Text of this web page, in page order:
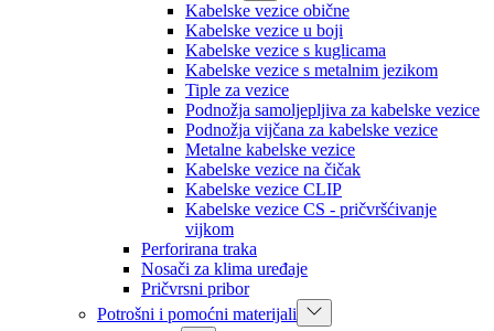
Kabelske vezice obične
Kabelske vezice u boji
Kabelske vezice s kuglicama
Kabelske vezice s metalnim jezikom
Tiple za vezice
Podnožja samoljepljiva za kabelske vezice
Podnožja vijčana za kabelske vezice
Metalne kabelske vezice
Kabelske vezice na čičak
Kabelske vezice CLIP
Kabelske vezice CS - pričvršćivanje
vijkom
Perforirana traka
Nosači za klima uređaje
Pričvrsni pribor
Potrošni i pomoćni materijali